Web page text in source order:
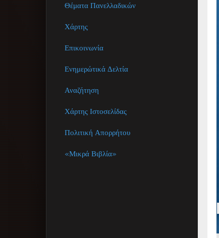
Θέματα Πανελλαδικών
Χάρτης
Επικοινωνία
Ενημερώτικά Δελτία
Αναζήτηση
Χάρτης Ιστοσελίδας
Πολιτική Απορρήτου
«Μικρά Βιβλία»